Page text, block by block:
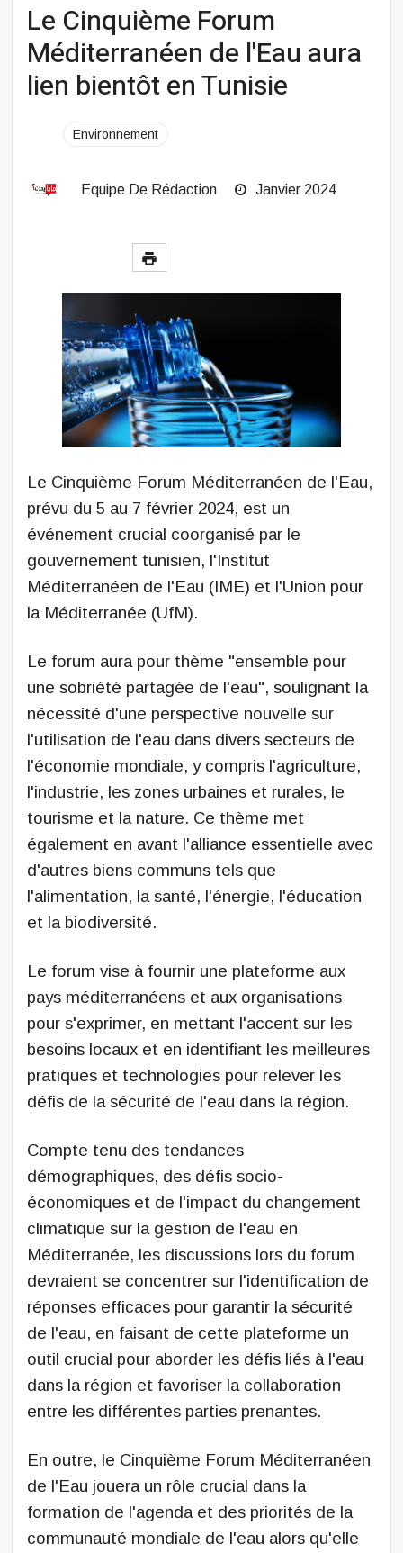
Le Cinquième Forum
Méditerranéen de l'Eau aura
lien bientôt en Tunisie
Environnement
Equipe De Rédaction Janvier 2024
Le Cinquième Forum Méditerranéen de l'Eau,
prévu du 5 au 7 février 2024, est un
événement crucial coorganisé par le
gouvernement tunisien, l'Institut
Méditerranéen de l'Eau (IME) et l'Union pour
la Méditerranée (UfM).
Le forum aura pour thème "ensemble pour
une sobriété partagée de l'eau", soulignant la
nécessité d'une perspective nouvelle sur
l'utilisation de l'eau dans divers secteurs de
l'économie mondiale, y compris l'agriculture,
l'industrie, les zones urbaines et rurales, le
tourisme et la nature. Ce thème met
également en avant l'alliance essentielle avec
d'autres biens communs tels que
l'alimentation, la santé, l'énergie, l'éducation
et la biodiversité.
Le forum vise à fournir une plateforme aux
pays méditerranéens et aux organisations
pour s'exprimer, en mettant l'accent sur les
besoins locaux et en identifiant les meilleures
pratiques et technologies pour relever les
défis de la sécurité de l'eau dans la région.
Compte tenu des tendances
démographiques, des défis socio-
économiques et de l'impact du changement
climatique sur la gestion de l'eau en
Méditerranée, les discussions lors du forum
devraient se concentrer sur l'identification de
réponses efficaces pour garantir la sécurité
de l'eau, en faisant de cette plateforme un
outil crucial pour aborder les défis liés à l'eau
dans la région et favoriser la collaboration
entre les différentes parties prenantes.
En outre, le Cinquième Forum Méditerranéen
de l'Eau jouera un rôle crucial dans la
formation de l'agenda et des priorités de la
communauté mondiale de l'eau alors qu'elle